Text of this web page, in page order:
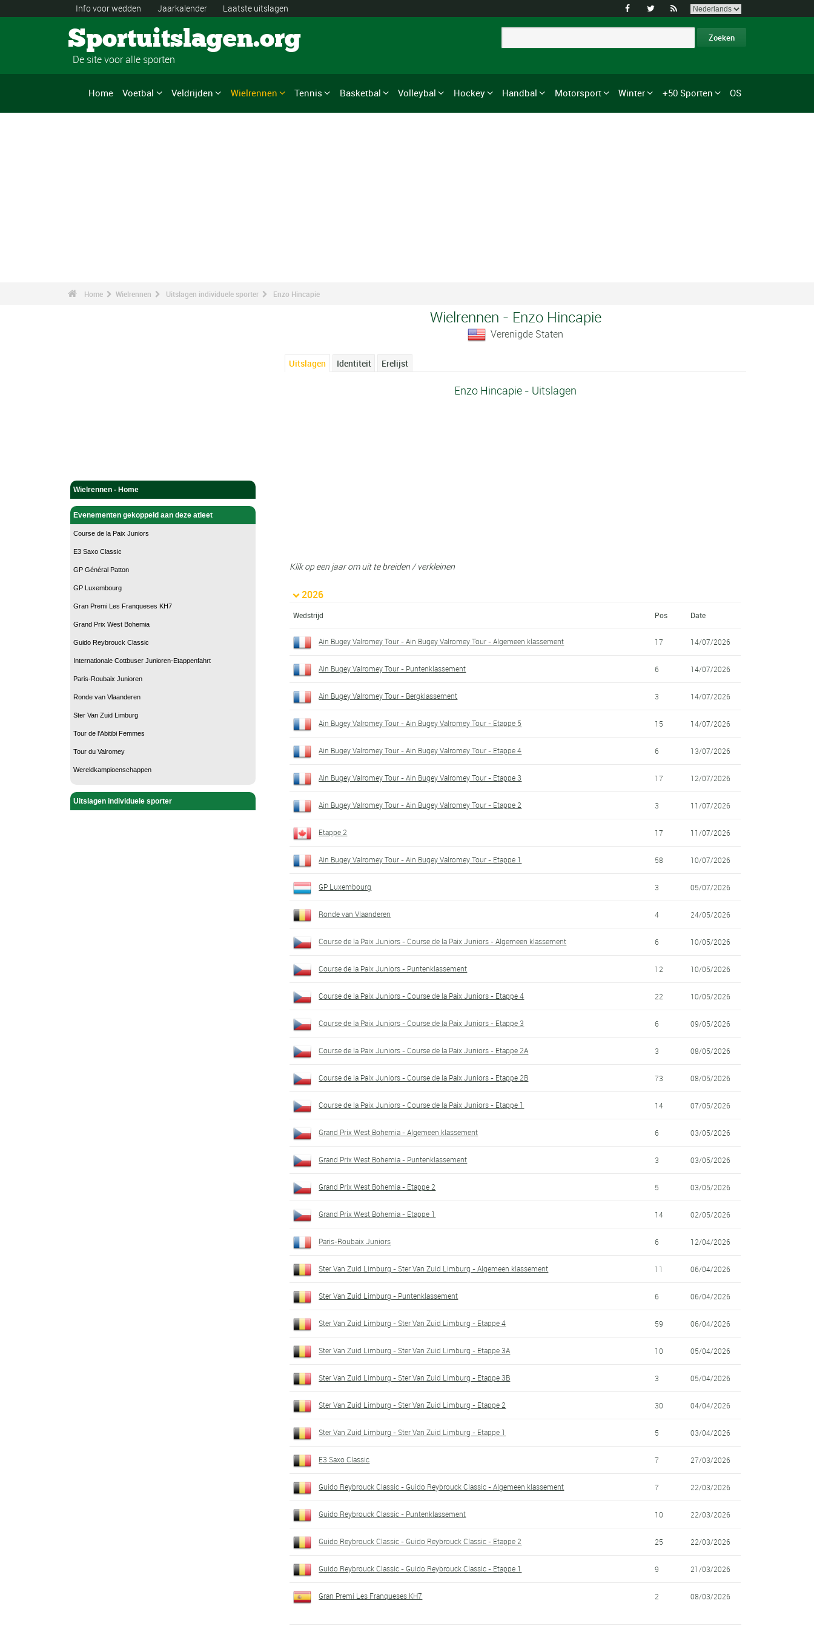
Info voor wedden Jaarkalender Laatste uitslagen   
Sportuitslagen.org
De site voor alle sporten
Home Voetbal Veldrijden Wielrennen Tennis Basketbal Volleybal Hockey Handbal Motorsport Winter +50 Sporten OS
Home Wielrennen Uitslagen individuele sporter Enzo Hincapie
Wielrennen - Home
Evenementen gekoppeld aan deze atleet
Course de la Paix Juniors
E3 Saxo Classic
GP Général Patton
GP Luxembourg
Gran Premi Les Franqueses KH7
Grand Prix West Bohemia
Guido Reybrouck Classic
Internationale Cottbuser Junioren-Etappenfahrt
Paris-Roubaix Junioren
Ronde van Vlaanderen
Ster Van Zuid Limburg
Tour de l'Abitibi Femmes
Tour du Valromey
Wereldkampioenschappen
Uitslagen individuele sporter
Wielrennen - Enzo Hincapie
Verenigde Staten
Uitslagen Identiteit Erelijst
Enzo Hincapie - Uitslagen
Klik op een jaar om uit te breiden / verkleinen
2026
Wedstrijd Pos Date
Ain Bugey Valromey Tour - Ain Bugey Valromey Tour - Algemeen klassement 17 14/07/2026
Ain Bugey Valromey Tour - Puntenklassement 6 14/07/2026
Ain Bugey Valromey Tour - Bergklassement 3 14/07/2026
Ain Bugey Valromey Tour - Ain Bugey Valromey Tour - Etappe 5 15 14/07/2026
Ain Bugey Valromey Tour - Ain Bugey Valromey Tour - Etappe 4 6 13/07/2026
Ain Bugey Valromey Tour - Ain Bugey Valromey Tour - Etappe 3 17 12/07/2026
Ain Bugey Valromey Tour - Ain Bugey Valromey Tour - Etappe 2 3 11/07/2026
Etappe 2 17 11/07/2026
Ain Bugey Valromey Tour - Ain Bugey Valromey Tour - Etappe 1 58 10/07/2026
GP Luxembourg 3 05/07/2026
Ronde van Vlaanderen 4 24/05/2026
Course de la Paix Juniors - Course de la Paix Juniors - Algemeen klassement 6 10/05/2026
Course de la Paix Juniors - Puntenklassement 12 10/05/2026
Course de la Paix Juniors - Course de la Paix Juniors - Etappe 4 22 10/05/2026
Course de la Paix Juniors - Course de la Paix Juniors - Etappe 3 6 09/05/2026
Course de la Paix Juniors - Course de la Paix Juniors - Etappe 2A 3 08/05/2026
Course de la Paix Juniors - Course de la Paix Juniors - Etappe 2B 73 08/05/2026
Course de la Paix Juniors - Course de la Paix Juniors - Etappe 1 14 07/05/2026
Grand Prix West Bohemia - Algemeen klassement 6 03/05/2026
Grand Prix West Bohemia - Puntenklassement 3 03/05/2026
Grand Prix West Bohemia - Etappe 2 5 03/05/2026
Grand Prix West Bohemia - Etappe 1 14 02/05/2026
Paris-Roubaix Juniors 6 12/04/2026
Ster Van Zuid Limburg - Ster Van Zuid Limburg - Algemeen klassement 11 06/04/2026
Ster Van Zuid Limburg - Puntenklassement 6 06/04/2026
Ster Van Zuid Limburg - Ster Van Zuid Limburg - Etappe 4 59 06/04/2026
Ster Van Zuid Limburg - Ster Van Zuid Limburg - Etappe 3A 10 05/04/2026
Ster Van Zuid Limburg - Ster Van Zuid Limburg - Etappe 3B 3 05/04/2026
Ster Van Zuid Limburg - Ster Van Zuid Limburg - Etappe 2 30 04/04/2026
Ster Van Zuid Limburg - Ster Van Zuid Limburg - Etappe 1 5 03/04/2026
E3 Saxo Classic 7 27/03/2026
Guido Reybrouck Classic - Guido Reybrouck Classic - Algemeen klassement 7 22/03/2026
Guido Reybrouck Classic - Puntenklassement 10 22/03/2026
Guido Reybrouck Classic - Guido Reybrouck Classic - Etappe 2 25 22/03/2026
Guido Reybrouck Classic - Guido Reybrouck Classic - Etappe 1 9 21/03/2026
Gran Premi Les Franqueses KH7 2 08/03/2026